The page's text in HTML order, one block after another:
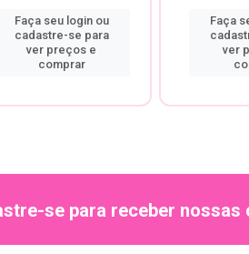
Faça seu login ou
cadastre-se para
ver preços e
comprar
Faça
ver
se para receber nossas